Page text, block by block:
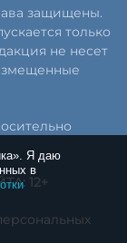
защищены.
только
не несет
12+
Я даю
в